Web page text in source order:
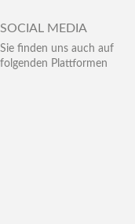
SOCIAL MEDIA
Sie finden uns auch auf
folgenden Plattformen